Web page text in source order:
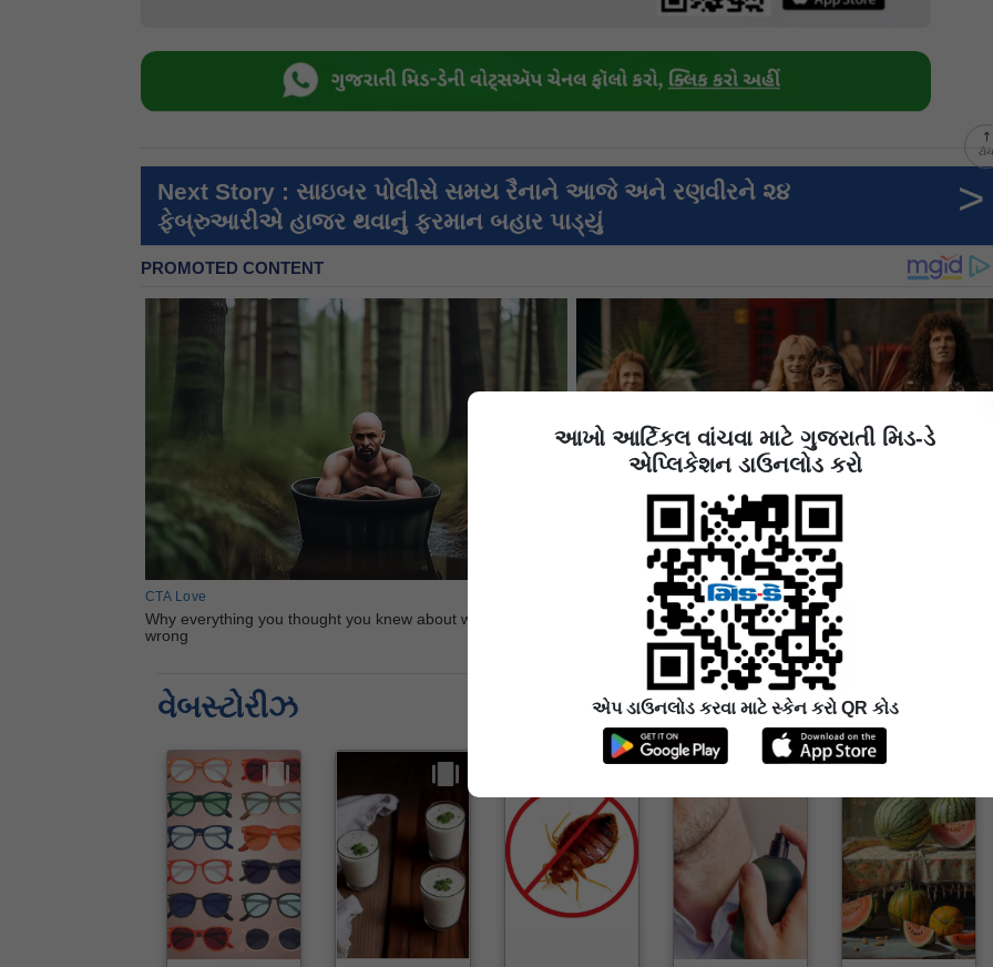
આખો આર્ટિકલ વાંચવા માટે ગુજરાતી મિડ-ડે
એપ્લિકેશન ડાઉનલોડ કરો
એપ ડાઉનલોડ કરવા માટે સ્કેન કરો QR કોડ
Next Story : સાઇબર પોલીસે સમય રૈનાને આજે અને રણવીરને ૨૪
ફેબ્રુઆરીએ હાજર થવાનું ફરમાન બહાર પાડ્યું
>
વેબસ્ટોરીઝ બધુજ જુઓ